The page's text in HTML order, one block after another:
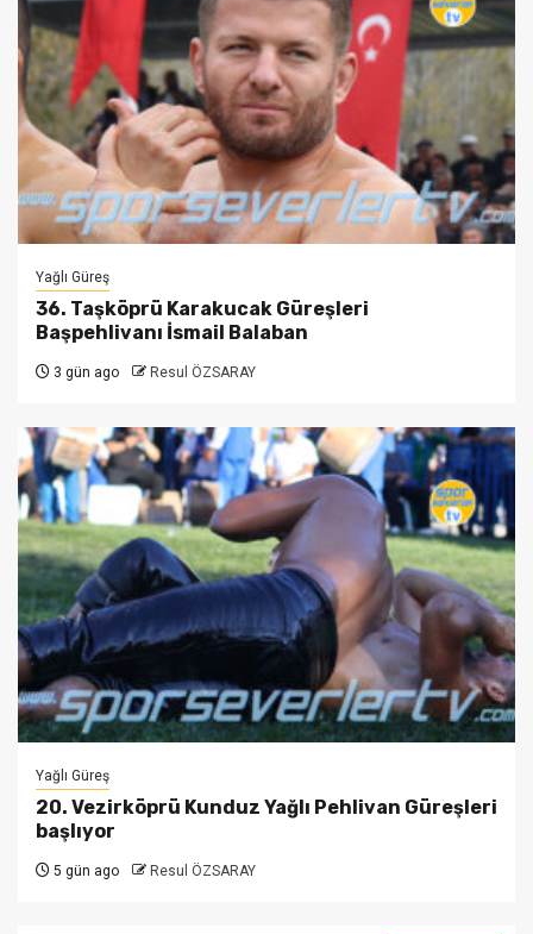
Yağlı Güreş
36. Taşköprü Karakucak Güreşleri
Başpehlivanı İsmail Balaban
3 gün ago Resul ÖZSARAY
Yağlı Güreş
20. Vezirköprü Kunduz Yağlı Pehlivan Güreşleri
başlıyor
5 gün ago Resul ÖZSARAY